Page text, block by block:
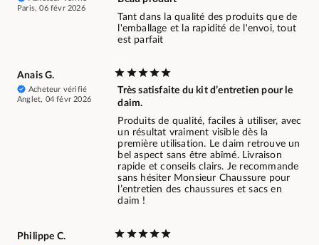
Paris, 06 févr 2026
Tant dans la qualité des produits que de
l'emballage et la rapidité de l'envoi, tout
est parfait
Anais G.
Acheteur vérifié
Anglet, 04 févr 2026
Très satisfaite du kit d’entretien pour le
daim.
Produits de qualité, faciles à utiliser, avec
un résultat vraiment visible dès la
première utilisation. Le daim retrouve un
bel aspect sans être abîmé. Livraison
rapide et conseils clairs. Je recommande
sans hésiter Monsieur Chaussure pour
l’entretien des chaussures et sacs en
daim !
Philippe C.